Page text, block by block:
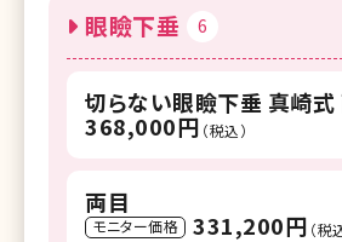
眼瞼下垂 6
切らない眼瞼下垂 真崎式
368,000円 （税込）
両目
モニター価格 331,200円 （税